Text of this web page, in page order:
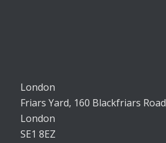
London
Friars Yard, 160 Blackfriars Road
London
SE1 8EZ